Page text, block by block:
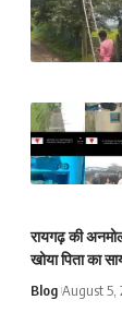
रायगढ़ की
खोया पिता का
Blog August 5,